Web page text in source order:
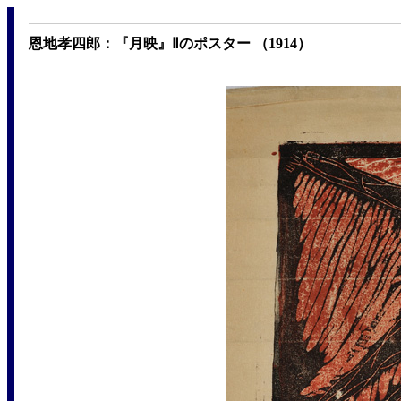
恩地孝四郎：『月映』Ⅱのポスター （1914）